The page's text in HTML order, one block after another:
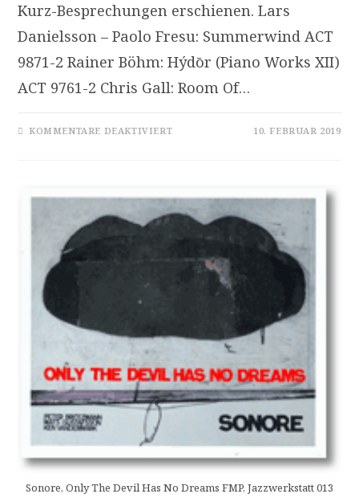
Kurz-Besprechungen erschienen. Lars
Danielsson – Paolo Fresu: Summerwind ACT
9871-2 Rainer Böhm: Hýdōr (Piano Works XII)
ACT 9761-2 Chris Gall: Room Of…
KOMMENTARE DEAKTIVIERTFÜR
SUN
DEW
10. FEBRUAR 2019
Sonore, Only The Devil Has No Dreams FMP, Jazzwerkstatt 013